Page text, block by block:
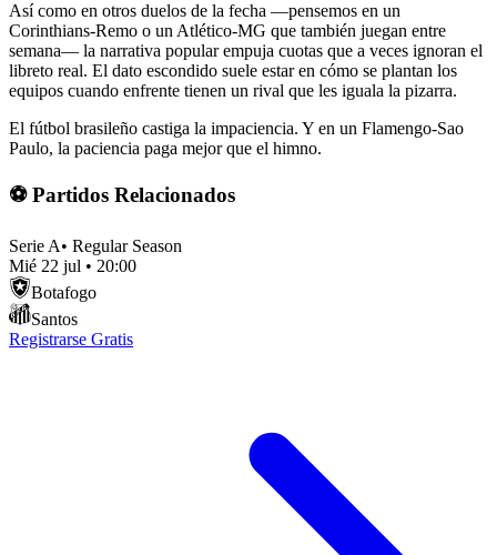
Así como en otros duelos de la fecha —pensemos en un
Corinthians-Remo o un Atlético-MG que también juegan entre
semana— la narrativa popular empuja cuotas que a veces ignoran el
libreto real. El dato escondido suele estar en cómo se plantan los
equipos cuando enfrente tienen un rival que les iguala la pizarra.
El fútbol brasileño castiga la impaciencia. Y en un Flamengo-Sao
Paulo, la paciencia paga mejor que el himno.
⚽ Partidos Relacionados
Serie A• Regular Season
Mié 22 jul • 20:00
Botafogo
Santos
Registrarse Gratis